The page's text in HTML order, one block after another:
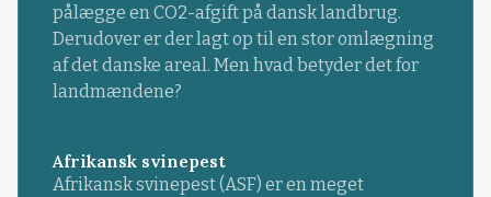
pålægge en CO2-afgift på dansk landbrug.
Derudover er der lagt op til en stor omlægning
af det danske areal. Men hvad betyder det for
landmændene?
Afrikansk svinepest
Afrikansk svinepest (ASF) er en meget